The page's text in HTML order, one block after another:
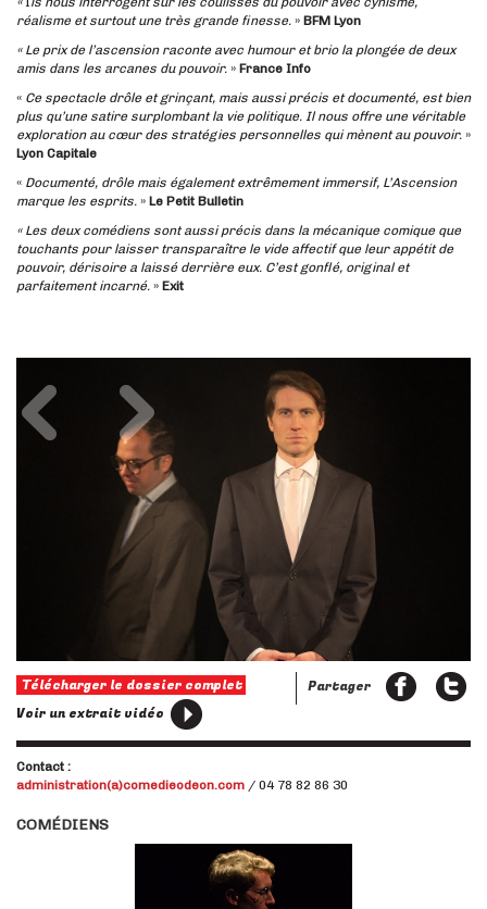
réalisme et surtout une très grande finesse. » BFM Lyon
« Le prix de l’ascension raconte avec humour et brio la plongée de deux
amis dans les arcanes du pouvoir. » France Info
« Ce spectacle drôle et grinçant, mais aussi précis et documenté, est bien
plus qu’une satire surplombant la vie politique. Il nous offre une véritable
exploration au cœur des stratégies personnelles qui mènent au pouvoir. »
Lyon Capitale
« Documenté, drôle mais également extrêmement immersif, L’Ascension
marque les esprits. » Le Petit Bulletin
« Les deux comédiens sont aussi précis dans la mécanique comique que
touchants pour laisser transparaître le vide affectif que leur appétit de
pouvoir, dérisoire a laissé derrière eux. C’est gonflé, original et
parfaitement incarné. » Exit
Télécharger le dossier complet
Partager
Voir un extrait vidéo
Contact :
administration(a)comedieodeon.com / 04 78 82 86 30
COMÉDIENS